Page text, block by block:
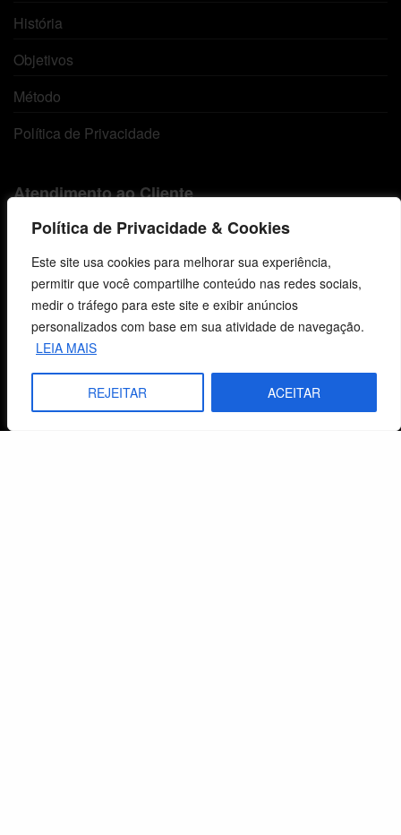
Política de Privacidade & Cookies
Este site usa cookies para melhorar sua experiência,
permitir que você compartilhe conteúdo nas redes sociais,
medir o tráfego para este site e exibir anúncios
personalizados com base em sua atividade de navegação.
LEIA MAIS
REJEITAR ACEITAR
História
Objetivos
Método
Política de Privacidade
Atendimento ao Cliente
Livraria
Minha conta
Carrinho
Lista de Desejos
Termos e Condições